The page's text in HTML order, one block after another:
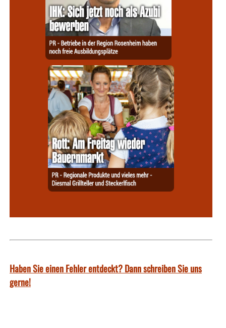
Haben Sie einen Fehler entdeckt? Dann schreiben Sie uns
gerne!